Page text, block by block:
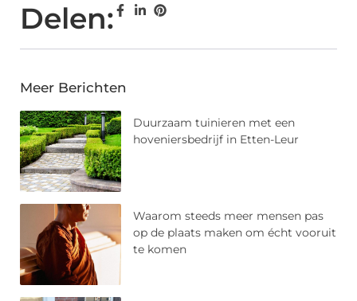
Delen:
Meer Berichten
Duurzaam tuinieren met een
hoveniersbedrijf in Etten-Leur
Waarom steeds meer mensen pas
op de plaats maken om écht vooruit
te komen